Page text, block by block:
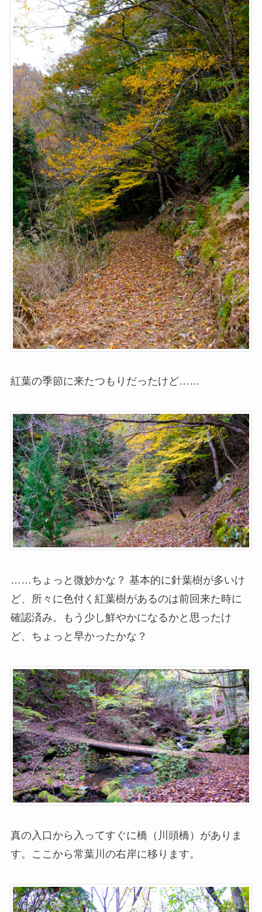
紅葉の季節に来たつもりだったけど……
……ちょっと微妙かな？ 基本的に針葉樹が多いけ
ど、所々に色付く紅葉樹があるのは前回来た時に
確認済み。もう少し鮮やかになるかと思ったけ
ど、ちょっと早かったかな？
真の入口から入ってすぐに橋（川頭橋）がありま
す。ここから常葉川の右岸に移ります。